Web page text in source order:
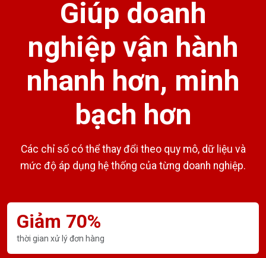
Giúp doanh
nghiệp vận hành
nhanh hơn, minh
bạch hơn
Các chỉ số có thể thay đổi theo quy mô, dữ liệu và
mức độ áp dụng hệ thống của từng doanh nghiệp.
Giảm 70%
thời gian xử lý đơn hàng